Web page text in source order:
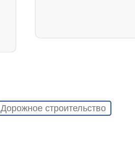
Дорожное строительство